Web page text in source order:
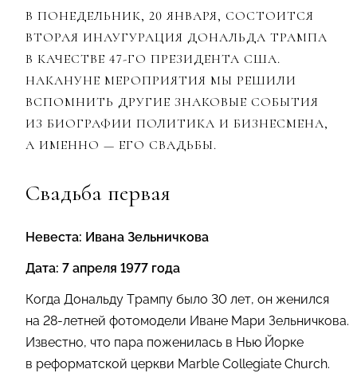
В ПОНЕДЕЛЬНИК, 20 ЯНВАРЯ, СОСТОИТСЯ
ВТОРАЯ ИНАУГУРАЦИЯ ДОНАЛЬДА ТРАМПА
В КАЧЕСТВЕ 47-ГО ПРЕЗИДЕНТА США.
НАКАНУНЕ МЕРОПРИЯТИЯ МЫ РЕШИЛИ
ВСПОМНИТЬ ДРУГИЕ ЗНАКОВЫЕ СОБЫТИЯ
ИЗ БИОГРАФИИ ПОЛИТИКА И БИЗНЕСМЕНА,
А ИМЕННО — ЕГО СВАДЬБЫ.
Свадьба первая
Невеста: Ивана Зельничкова
Дата: 7 апреля 1977 года
Когда Дональду Трампу было 30 лет, он женился
на 28-летней фотомодели Иване Мари Зельничкова.
Известно, что пара поженилась в Нью Йорке
в реформатской церкви Marble Collegiate Church.